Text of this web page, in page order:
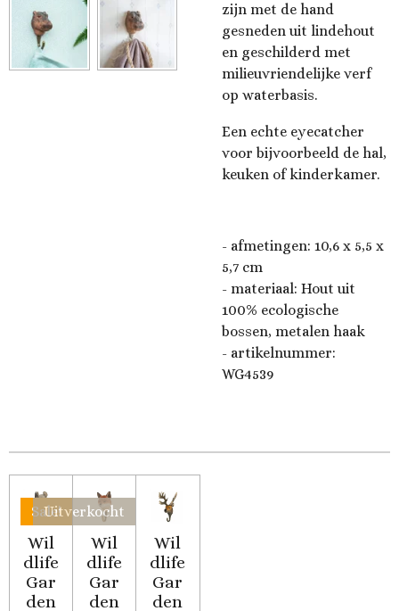
zijn met de hand
gesneden uit lindehout
en geschilderd met
milieuvriendelijke verf
op waterbasis.
Een echte eyecatcher
voor bijvoorbeeld de hal,
keuken of kinderkamer.
- afmetingen: 10,6 x 5,5 x
5,7 cm
- materiaal: Hout uit
100% ecologische
bossen, metalen haak
- artikelnummer:
WG4539
Sale!
Wil
dlife
Gar
den
Uitverkocht
Wil
dlife
Gar
den
Wil
dlife
Gar
den